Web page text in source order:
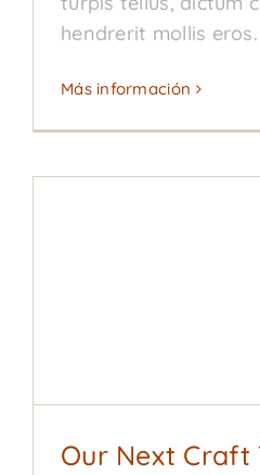
hendrerit mollis
Más información
Our Next Craft